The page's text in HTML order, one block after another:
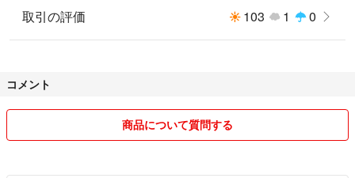
取引の評価 103 1 0
コメント
商品について質問する